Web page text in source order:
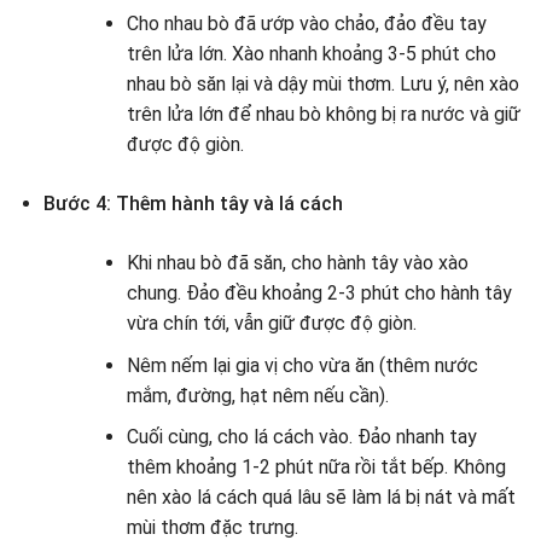
Cho nhau bò đã ướp vào chảo, đảo đều tay
trên lửa lớn. Xào nhanh khoảng 3-5 phút cho
nhau bò săn lại và dậy mùi thơm. Lưu ý, nên xào
trên lửa lớn để nhau bò không bị ra nước và giữ
được độ giòn.
Bước 4: Thêm hành tây và lá cách
Khi nhau bò đã săn, cho hành tây vào xào
chung. Đảo đều khoảng 2-3 phút cho hành tây
vừa chín tới, vẫn giữ được độ giòn.
Nêm nếm lại gia vị cho vừa ăn (thêm nước
mắm, đường, hạt nêm nếu cần).
Cuối cùng, cho lá cách vào. Đảo nhanh tay
thêm khoảng 1-2 phút nữa rồi tắt bếp. Không
nên xào lá cách quá lâu sẽ làm lá bị nát và mất
mùi thơm đặc trưng.